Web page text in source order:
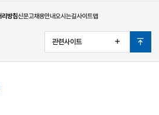
리방침신문고채용안내오시는길사이트맵
관련사이트
열
기
맨
위
로